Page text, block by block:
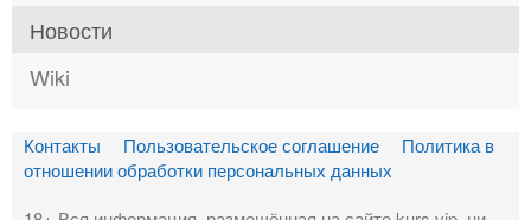
Новости
Wiki
Контакты Пользовательское соглашение
Политика в
отношении обработки персональных данных